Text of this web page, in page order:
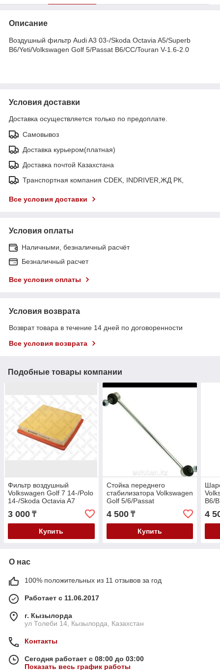
Описание
Воздушный фильтр Audi A3 03-/Skoda Octavia A5/Superb
B6/Yeti/Volkswagen Golf 5/Passat B6/CC/Touran V-1.6-2.0
Условия доставки
Доставка осуществляется только по предоплате.
Самовывоз
Доставка курьером(платная)
Доставка почтой Казахстана
Транспортная компания CDEK, INDRIVER,ЖД РК,
Все условия доставки
Условия оплаты
Наличными, безналичный расчёт
Безналичный расчет
Все условия оплаты
Условия возврата
Возврат товара в течение 14 дней по договоренности
Все условия возврата
Подобные товары компании
Фильтр воздушный
Volkswagen Golf 7 14-/Polo
14-/Skoda Octavia A7
14-/Rapid 14- V-1.4-1.6
3 000 ₸
Купить
Стойка переднего
стабилизатора Volkswagen
Golf 5/6/Passat
B6/B7/Skoda Octavia
A5/A7/SuperB B6/Yeti
4 500₸
Купить
B6/
B6/
4
О нас
100% положительных из 11 отзывов за год
Работает с 11.06.2017
г. Кызылорда
ул Толеби 14, Кызылорда, Казахстан
Контакты
Сегодня работает с 08:00 до 03:00
Показать весь график работы